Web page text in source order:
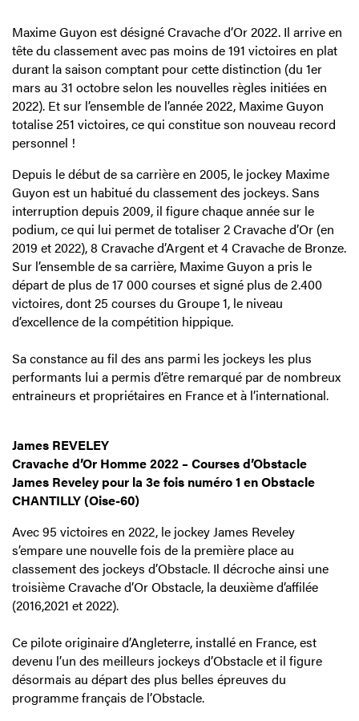
Maxime Guyon est désigné Cravache d’Or 2022. Il arrive en
tête du classement avec pas moins de 191 victoires en plat
durant la saison comptant pour cette distinction (du 1er
mars au 31 octobre selon les nouvelles règles initiées en
2022). Et sur l’ensemble de l’année 2022, Maxime Guyon
totalise 251 victoires, ce qui constitue son nouveau record
personnel !
Depuis le début de sa carrière en 2005, le jockey Maxime
Guyon est un habitué du classement des jockeys. Sans
interruption depuis 2009, il figure chaque année sur le
podium, ce qui lui permet de totaliser 2 Cravache d’Or (en
2019 et 2022), 8 Cravache d’Argent et 4 Cravache de Bronze.
Sur l’ensemble de sa carrière, Maxime Guyon a pris le
départ de plus de 17 000 courses et signé plus de 2.400
victoires, dont 25 courses du Groupe 1, le niveau
d’excellence de la compétition hippique.
Sa constance au fil des ans parmi les jockeys les plus
performants lui a permis d’être remarqué par de nombreux
entraineurs et propriétaires en France et à l’international.
James REVELEY
Cravache d’Or Homme 2022 – Courses d’Obstacle
James Reveley pour la 3e fois numéro 1 en Obstacle
CHANTILLY (Oise-60)
Avec 95 victoires en 2022, le jockey James Reveley
s’empare une nouvelle fois de la première place au
classement des jockeys d’Obstacle. Il décroche ainsi une
troisième Cravache d’Or Obstacle, la deuxième d’affilée
(2016,2021 et 2022).
Ce pilote originaire d’Angleterre, installé en France, est
devenu l’un des meilleurs jockeys d’Obstacle et il figure
désormais au départ des plus belles épreuves du
programme français de l’Obstacle.